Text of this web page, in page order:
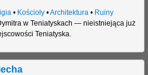
• Kościoły•Architektura• Ruiny
w Teniatyskach — nieistniejąca już
Teniatyska.